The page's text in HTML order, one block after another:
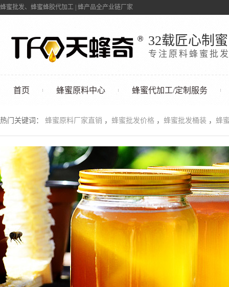
蜂蜜批发、蜂蜜蜂胶代加工 | 蜂产品全产业链厂家
32载匠心制蜜
专注原料蜂蜜批
首页 蜂蜜原料中心 蜂蜜代加工/定制服务
联系我们
热门关键词： 蜂蜜原料厂家直销 ， 蜂蜜批发价格 ， 蜂蜜批发桶装 ， 蜂